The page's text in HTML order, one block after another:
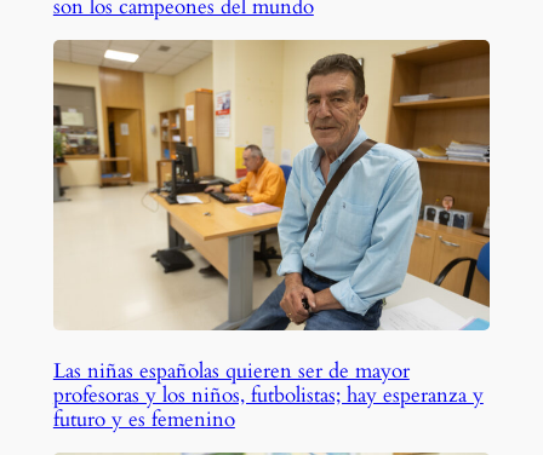
son los campeones del mundo
Las niñas españolas quieren ser de mayor
profesoras y los niños, futbolistas; hay esperanza y
futuro y es femenino